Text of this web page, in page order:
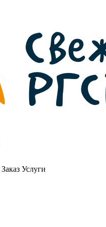
Заказ Услуги